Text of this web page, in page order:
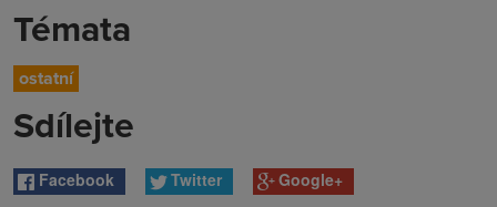
Témata
ostatní
Sdílejte
Facebook Twitter Google+